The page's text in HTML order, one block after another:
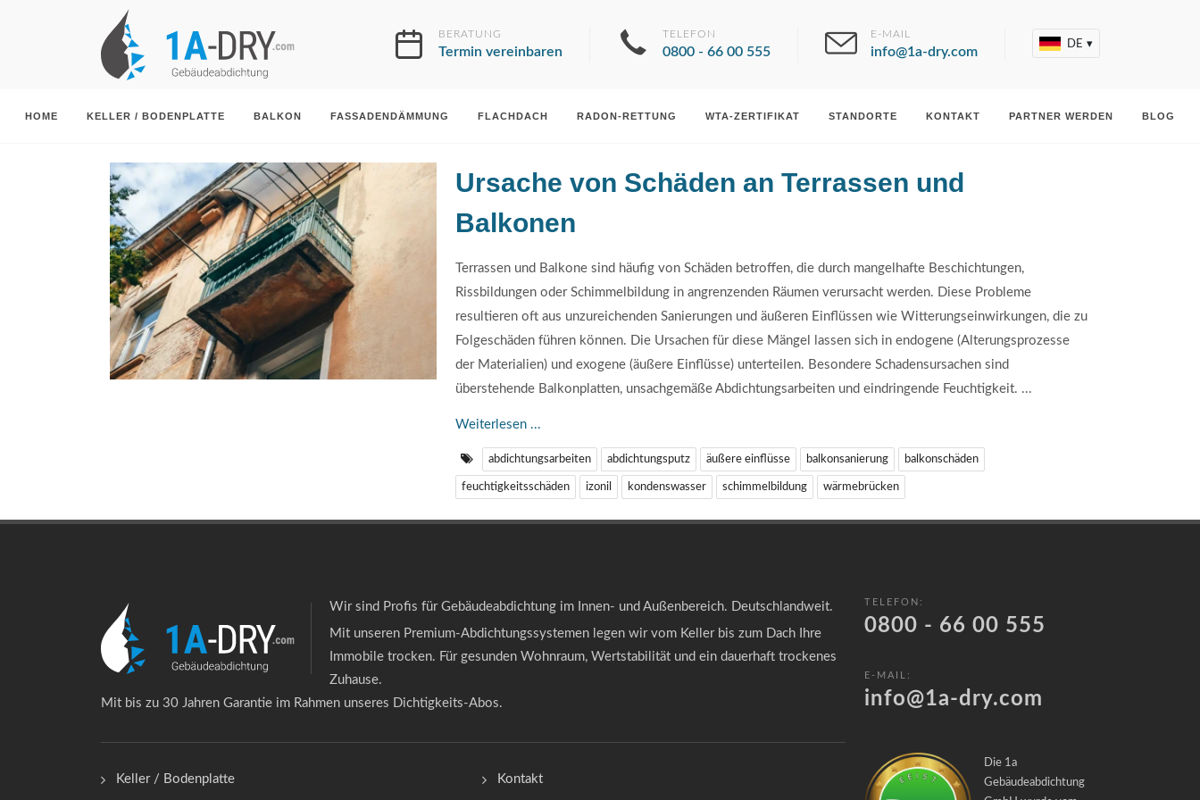
BERATUNG
Termin vereinbaren
TELEFON
0800 - 66 00 555
E-MAIL
info@1a-dry.com
DE ▾
HOME KELLER / BODENPLATTE BALKON FASSADENDÄMMUNG FLACHDACH RADON-RETTUNG WTA-ZERTIFIKAT STANDORTE KONTAKT PARTNER WERDEN BLOG
Ursache von Schäden an Terrassen und
Balkonen
Terrassen und Balkone sind häufig von Schäden betroffen, die durch mangelhafte Beschichtungen,
Rissbildungen oder Schimmelbildung in angrenzenden Räumen verursacht werden. Diese Probleme
resultieren oft aus unzureichenden Sanierungen und äußeren Einflüssen wie Witterungseinwirkungen, die zu
Folgeschäden führen können. Die Ursachen für diese Mängel lassen sich in endogene (Alterungsprozesse
der Materialien) und exogene (äußere Einflüsse) unterteilen. Besondere Schadensursachen sind
überstehende Balkonplatten, unsachgemäße Abdichtungsarbeiten und eindringende Feuchtigkeit. ...
Weiterlesen ...
abdichtungsarbeiten abdichtungsputz äußere einflüsse balkonsanierung balkonschäden
feuchtigkeitsschäden izonil kondenswasser schimmelbildung wärmebrücken
Wir sind Profis für Gebäudeabdichtung im Innen- und Außenbereich. Deutschlandweit.
Mit unseren Premium-Abdichtungssystemen legen wir vom Keller bis zum Dach Ihre
Immobile trocken. Für gesunden Wohnraum, Wertstabilität und ein dauerhaft trockenes
Zuhause.
Mit bis zu 30 Jahren Garantie im Rahmen unseres Dichtigkeits-Abos.
Keller / Bodenplatte
Kontakt
TELEFON:
0800 - 66 00 555
E-MAIL:
info@1a-dry.com
Die 1a
Gebäudeabdichtung